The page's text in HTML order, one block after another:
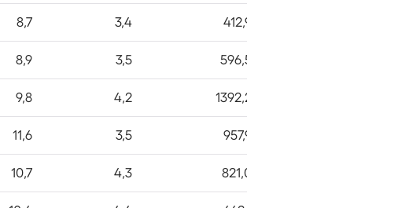
8,7 3,4 412,9
8,9 3,5 596,5
9,8 4,2 1392,2
11,6 3,5 957,9
10,7 4,3 821,0